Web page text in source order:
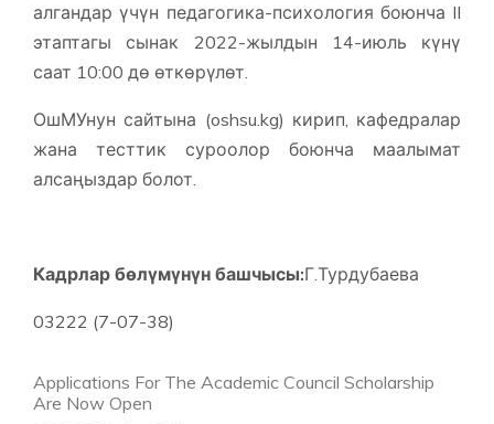
алгандар үчүн педагогика-психология боюнча II
этаптагы сынак 2022-жылдын 14-июль күнү
саат 10:00 дө өткөрүлөт.
ОшМУнун сайтына (oshsu.kg) кирип, кафедралар
жана тесттик суроолор боюнча маалымат
алсаңыздар болот.
Кадрлар бөлүмүнүн башчысы:Г.Турдубаева
03222 (7-07-38)
Applications For The Academic Council Scholarship
Are Now Open